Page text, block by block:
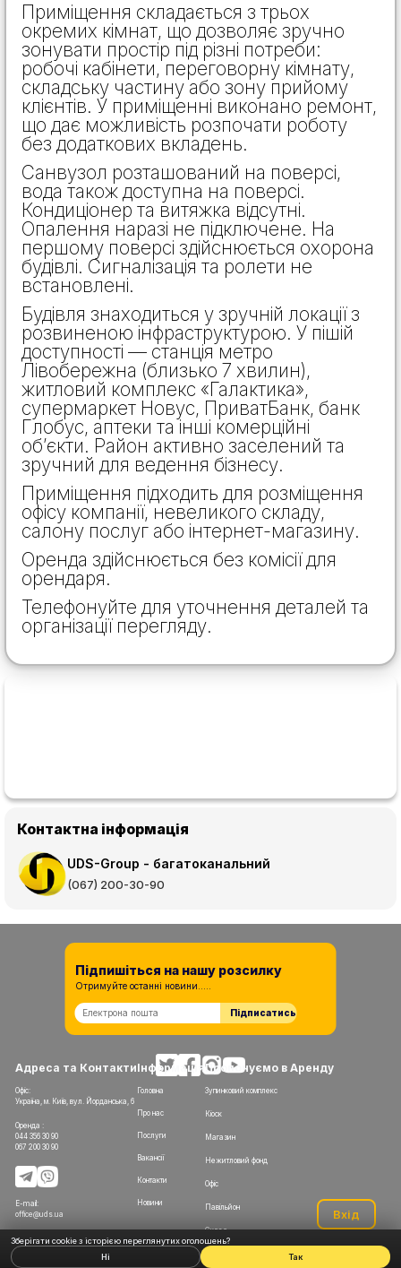
Приміщення складається з трьох
окремих кімнат, що дозволяє зручно
зонувати простір під різні потреби:
робочі кабінети, переговорну кімнату,
складську частину або зону прийому
клієнтів. У приміщенні виконано ремонт,
що дає можливість розпочати роботу
без додаткових вкладень.
Санвузол розташований на поверсі,
вода також доступна на поверсі.
Кондиціонер та витяжка відсутні.
Опалення наразі не підключене. На
першому поверсі здійснюється охорона
будівлі. Сигналізація та ролети не
встановлені.
Будівля знаходиться у зручній локації з
розвиненою інфраструктурою. У пішій
доступності — станція метро
Лівобережна (близько 7 хвилин),
житловий комплекс «Галактика»,
супермаркет Новус, ПриватБанк, банк
Глобус, аптеки та інші комерційні
об’єкти. Район активно заселений та
зручний для ведення бізнесу.
Приміщення підходить для розміщення
офісу компанії, невеликого складу,
салону послуг або інтернет-магазину.
Оренда здійснюється без комісії для
орендаря.
Телефонуйте для уточнення деталей та
організації перегляду.
Контактна інформація
UDS-Group - багатоканальний
(067) 200-30-90
Адреса та Контакти
Офіс:
Україна, м. Київ, вул. Йорданська, 6
Оренда :
044 356 30 90
067 200 30 90
E-mail:
office@uds.ua
Пропонуємо в Аренду
Зупинковий комплекс
Кіоск
Магазин
Нежитловий фонд
Офіс
Павільйон
Склад
Інформація
Головна
Про нас
Послуги
Вакансії
Контакти
Новини
Підпишіться на нашу розсилку
Отримуйте останні новини.....
Підписатись
© 2009-2026 UDS Group
Вхід
Зберігати cookie з історією переглянутих оголошень?
Ні
Так